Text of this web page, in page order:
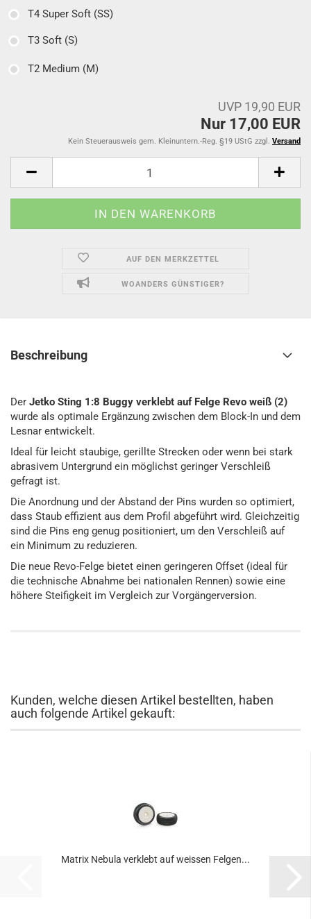
T4 Super Soft (SS)
T3 Soft (S)
T2 Medium (M)
UVP 19,90 EUR
Nur 17,00 EUR
Kein Steuerausweis gem. Kleinuntern.-Reg. §19 UStG zzgl. Versand
AUF DEN MERKZETTEL
WOANDERS GÜNSTIGER?
Beschreibung
Der Jetko Sting 1:8 Buggy verklebt auf Felge Revo weiß (2)
wurde als optimale Ergänzung zwischen dem Block-In und dem
Lesnar entwickelt.
Ideal für leicht staubige, gerillte Strecken oder wenn bei stark
abrasivem Untergrund ein möglichst geringer Verschleiß
gefragt ist.
Die Anordnung und der Abstand der Pins wurden so optimiert,
dass Staub effizient aus dem Profil abgeführt wird. Gleichzeitig
sind die Pins eng genug positioniert, um den Verschleiß auf
ein Minimum zu reduzieren.
Die neue Revo-Felge bietet einen geringeren Offset (ideal für
die technische Abnahme bei nationalen Rennen) sowie eine
höhere Steifigkeit im Vergleich zur Vorgängerversion.
Kunden, welche diesen Artikel bestellten, haben
auch folgende Artikel gekauft:
Matrix Nebula verklebt auf weissen Felgen...